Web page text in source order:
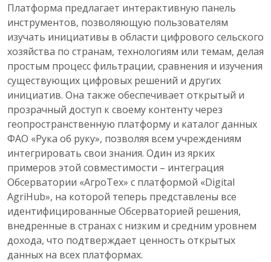
Платформа предлагает интерактивную панель
инструментов, позволяющую пользователям
изучать инициативы в области цифрового сельского
хозяйства по странам, технологиям или темам, делая
простым процесс фильтрации, сравнения и изучения
существующих цифровых решений и других
инициатив. Она также обеспечивает открытый и
прозрачный доступ к своему контенту через
геопространственную платформу и каталог данных
ФАО «Рука об руку», позволяя всем учреждениям
интегрировать свои знания. Один из ярких
примеров этой совместимости – интеграция
Обсерватории «АгроТех» с платформой «Digital
AgriHub», на которой теперь представлены все
идентифицированные Обсерваторией решения,
внедренные в странах с низким и средним уровнем
дохода, что подтверждает ценность открытых
данных на всех платформах.